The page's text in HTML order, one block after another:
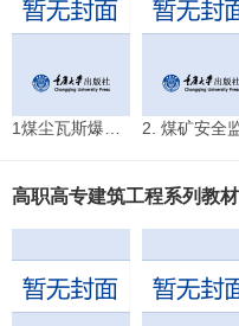
高职高专建筑工程系列教材